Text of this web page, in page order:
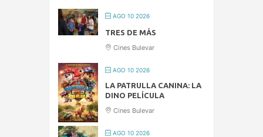
AGO 10 2026
TRES DE MÁS
Cines Bulevar
AGO 10 2026
LA PATRULLA CANINA: LA
DINO PELÍCULA
Cines Bulevar
AGO 10 2026